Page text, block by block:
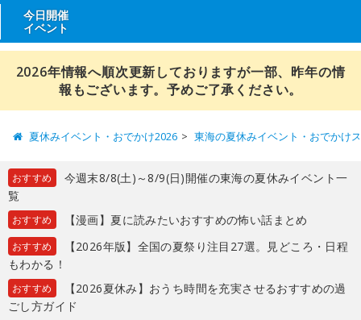
今日開催
イベント
2026年情報へ順次更新しておりますが一部、昨年の情
報もございます。予めご了承ください。
夏休みイベント・おでかけ2026 東海の夏休みイベント・おでかけ
おすすめ
今週末8/8(土)～8/9(日)開催の東海の夏休みイベント一
覧
おすすめ 【漫画】夏に読みたいおすすめの怖い話まとめ
おすすめ
【2026年版】全国の夏祭り注目27選。見どころ・日程
もわかる！
おすすめ
【2026夏休み】おうち時間を充実させるおすすめの過
ごし方ガイド